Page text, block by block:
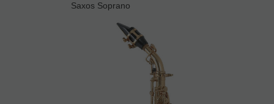
Saxos Soprano